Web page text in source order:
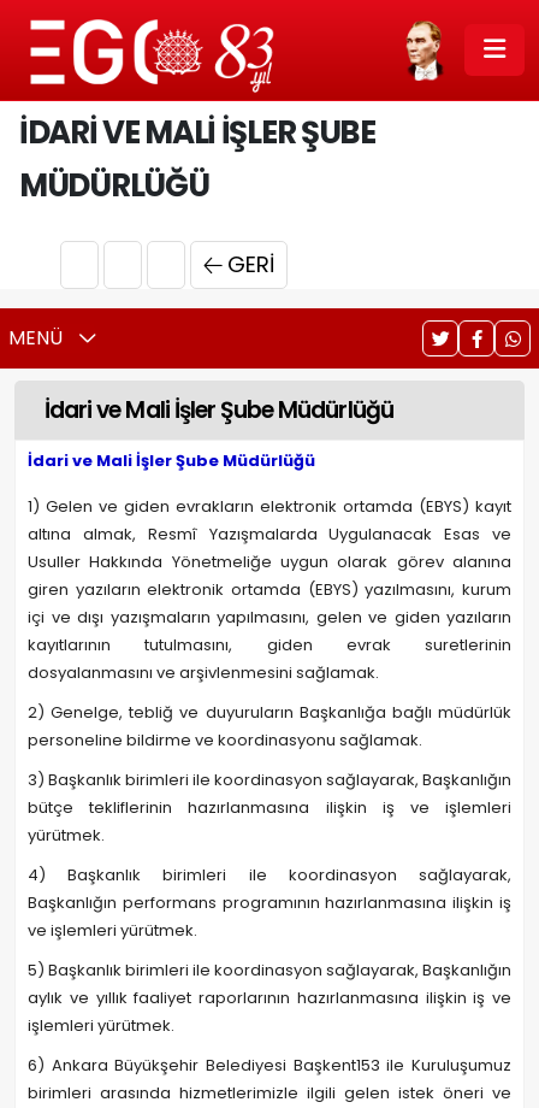
İDARI VE MALI İŞLER ŞUBE
MÜDÜRLÜĞÜ
GERI
MENÜ
İdari ve Mali İşler Şube Müdürlüğü
İdari ve Mali İşler Şube Müdürlüğü
1) Gelen ve giden evrakların elektronik ortamda (EBYS) kayıt
altına almak, Resmî Yazışmalarda Uygulanacak Esas ve
Usuller Hakkında Yönetmeliğe uygun olarak görev alanına
giren yazıların elektronik ortamda (EBYS) yazılmasını, kurum
içi ve dışı yazışmaların yapılmasını, gelen ve giden yazıların
kayıtlarının tutulmasını, giden evrak suretlerinin
dosyalanmasını ve arşivlenmesini sağlamak.
2) Genelge, tebliğ ve duyuruların Başkanlığa bağlı müdürlük
personeline bildirme ve koordinasyonu sağlamak.
3) Başkanlık birimleri ile koordinasyon sağlayarak, Başkanlığın
bütçe tekliflerinin hazırlanmasına ilişkin iş ve işlemleri
yürütmek.
4) Başkanlık birimleri ile koordinasyon sağlayarak,
Başkanlığın performans programının hazırlanmasına ilişkin iş
ve işlemleri yürütmek.
5) Başkanlık birimleri ile koordinasyon sağlayarak, Başkanlığın
aylık ve yıllık faaliyet raporlarının hazırlanmasına ilişkin iş ve
işlemleri yürütmek.
6) Ankara Büyükşehir Belediyesi Başkent153 ile Kuruluşumuz
birimleri arasında hizmetlerimizle ilgili gelen istek öneri ve